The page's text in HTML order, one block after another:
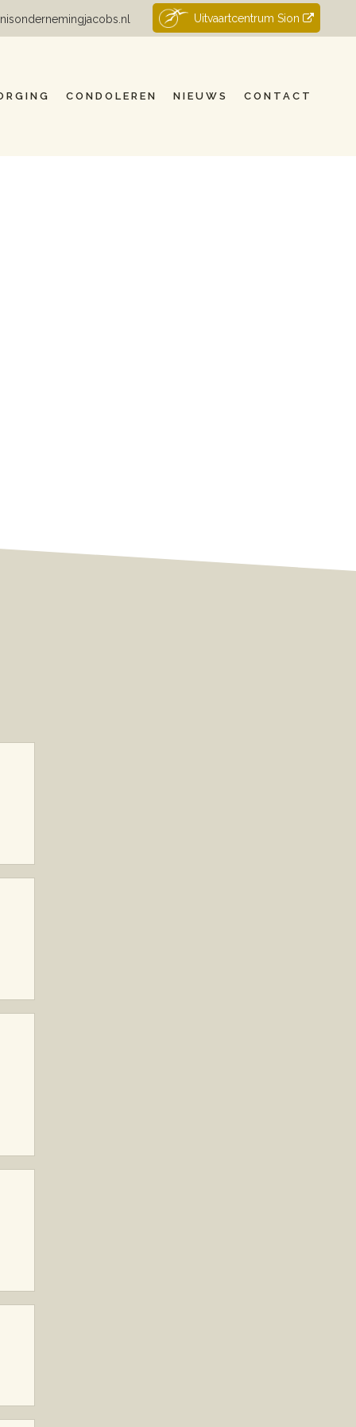
Uitvaartcentrum Sion
CONDOLEREN NIEUWS CONTACT